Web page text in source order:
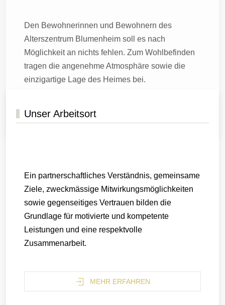
MEHR ERFAHREN
Unser Arbeitsort
Ein partnerschaftliches Verständnis, gemeinsame
Ziele, zweckmässige Mitwirkungsmöglichkeiten
sowie gegenseitiges Vertrauen bilden die
Grundlage für motivierte und kompetente
Leistungen und eine respektvolle
Zusammenarbeit.
MEHR ERFAHREN